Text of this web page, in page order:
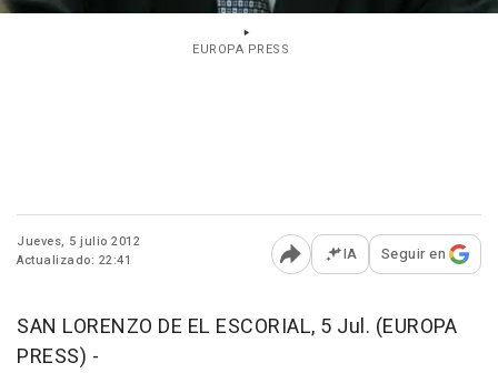
EUROPA PRESS
Jueves, 5 julio 2012
Actualizado: 22:41
Abrir opciones para
IA Seguir en
SAN LORENZO DE EL ESCORIAL, 5 Jul. (EUROPA
PRESS) -